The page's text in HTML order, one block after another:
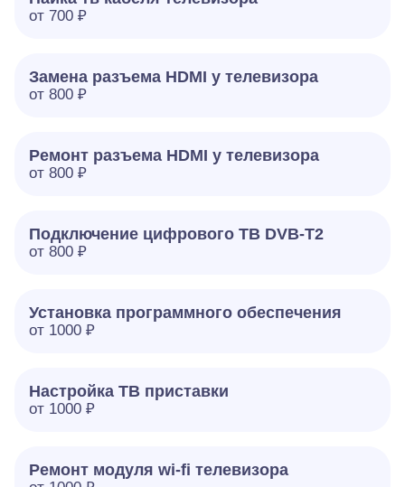
от 700 ₽
Замена разъема HDMI у телевизора
от 800 ₽
Ремонт разъема HDMI у телевизора
от 800 ₽
Подключение цифрового ТВ DVB-T2
от 800 ₽
Установка программного обеспечения
от 1000 ₽
Настройка ТВ приставки
от 1000 ₽
Ремонт модуля wi-fi телевизора